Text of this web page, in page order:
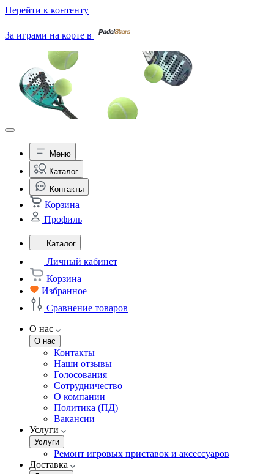
Перейти к контенту
За играми на корте в
Меню
Каталог
Контакты
Корзина
Профиль
Каталог
Личный кабинет
Корзина
Избранное
Сравнение товаров
О нас
О нас
Контакты
Наши отзывы
Голосования
Сотрудничество
О компании
Политика (ПД)
Вакансии
Услуги
Услуги
Ремонт игровых приставок и аксессуаров
Доставка